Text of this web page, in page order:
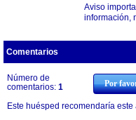
Aviso
información,
Comentarios
Por
Número de
comentarios: 1
Este huésped recomendaría